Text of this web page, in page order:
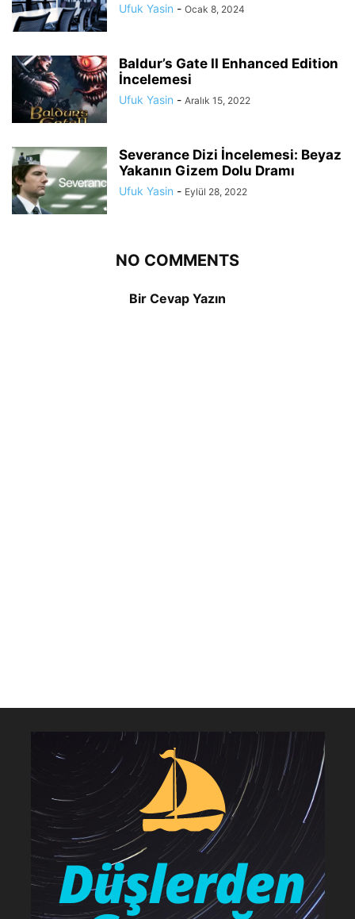
Ufuk Yasin - Ocak 8, 2024
Baldur’s Gate II Enhanced Edition
İncelemesi
Ufuk Yasin - Aralık 15, 2022
Severance Dizi İncelemesi: Beyaz
Yakanın Gizem Dolu Dramı
Ufuk Yasin - Eylül 28, 2022
NO COMMENTS
Bir Cevap Yazın